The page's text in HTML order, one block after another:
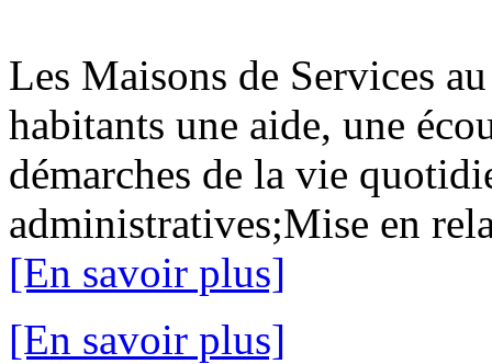
Les Maisons de Services
habitants une aide, une
démarches de la vie
administratives;Mise en
[En savoir plus]
[En savoir plus]